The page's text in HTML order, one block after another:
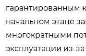
гарантированным
начальном этапе
многократными
эксплуатации из-